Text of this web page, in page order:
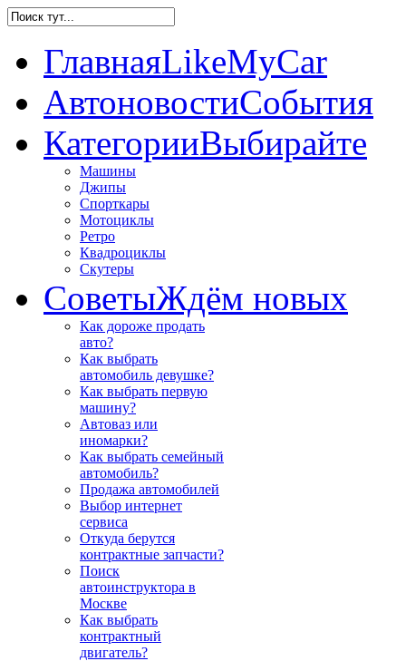
ГлавнаяLikeMyCar
АвтоновостиСобытия
КатегорииВыбирайте
Машины
Джипы
Спорткары
Мотоциклы
Ретро
Квадроциклы
Скутеры
СоветыЖдём новых
Как дороже продать
авто?
Как выбрать
автомобиль девушке?
Как выбрать первую
машину?
Автоваз или
иномарки?
Как выбрать семейный
автомобиль?
Продажа автомобилей
Выбор интернет
сервиса
Откуда берутся
контрактные запчасти?
Поиск
автоинструктора в
Москве
Как выбрать
контрактный
двигатель?